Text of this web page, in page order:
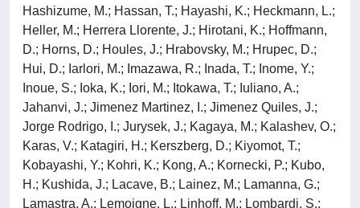
Hashizume, M.; Hassan, T.; Hayashi, K.; Heckmann, L.;
Heller, M.; Herrera Llorente, J.; Hirotani, K.; Hoffmann,
D.; Horns, D.; Houles, J.; Hrabovsky, M.; Hrupec, D.;
Hui, D.; Iarlori, M.; Imazawa, R.; Inada, T.; Inome, Y.;
Inoue, S.; Ioka, K.; Iori, M.; Itokawa, T.; Iuliano, A.;
Jahanvi, J.; Jimenez Martinez, I.; Jimenez Quiles, J.;
Jorge Rodrigo, I.; Jurysek, J.; Kagaya, M.; Kalashev, O.;
Karas, V.; Katagiri, H.; Kerszberg, D.; Kiyomot, T.;
Kobayashi, Y.; Kohri, K.; Kong, A.; Kornecki, P.; Kubo,
H.; Kushida, J.; Lacave, B.; Lainez, M.; Lamanna, G.;
Lamastra, A.; Lemoigne, L.; Linhoff, M.; Lombardi, S.;